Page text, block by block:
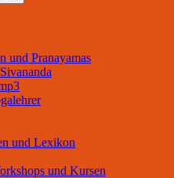
und Pranayamas
und Lexikon
und Kursen